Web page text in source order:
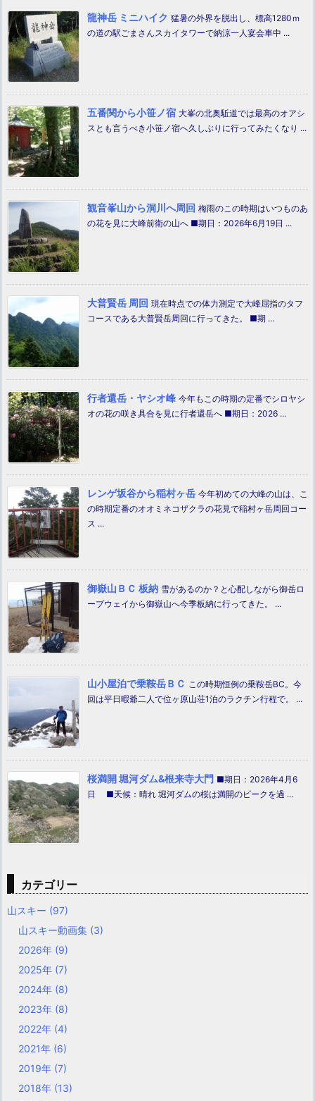
龍神岳 ミニハイク 猛暑の外界を脱出し、標高1280ｍ
の道の駅ごまさんスカイタワーで納涼一人宴会車中 ...
五番関から小笹ノ宿 大峯の北奥駈道では最高のオアシ
スとも言うべき小笹ノ宿へ久しぶりに行ってみたくなり ...
観音峯山から洞川へ周回 梅雨のこの時期はいつものあ
の花を見に大峰前衛の山へ ■期日：2026年6月19日 ...
大普賢岳 周回 現在時点での体力測定で大峰屈指のタフ
コースである大普賢岳周回に行ってきた。 ■期 ...
行者還岳・ヤシオ峰 今年もこの時期の定番でシロヤシ
オの花の咲き具合を見に行者還岳へ ■期日：2026 ...
レンゲ坂谷から稲村ヶ岳 今年初めての大峰の山は、こ
の時期定番のオオミネコザクラの花見で稲村ヶ岳周回コー
ス ...
御嶽山ＢＣ 板納 雪があるのか？と心配しながら御岳ロ
ープウェイから御嶽山へ今季板納に行ってきた。 ...
山小屋泊で乗鞍岳ＢＣ この時期恒例の乗鞍岳BC。今
回は平日暇爺二人で位ヶ原山荘1泊のラクチン行程で。 ...
桜満開 堀河ダム&根来寺大門 ■期日：2026年4月6
日 ■天候：晴れ 堀河ダムの桜は満開のピークを過 ...
カテゴリー
山スキー (97)
山スキー動画集 (3)
2026年 (9)
2025年 (7)
2024年 (8)
2023年 (8)
2022年 (4)
2021年 (6)
2019年 (7)
2018年 (13)